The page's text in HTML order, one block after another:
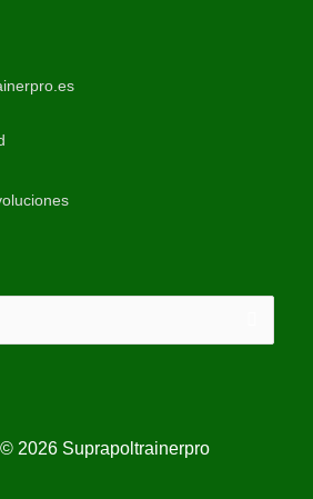
2026 Suprapoltrainerpro